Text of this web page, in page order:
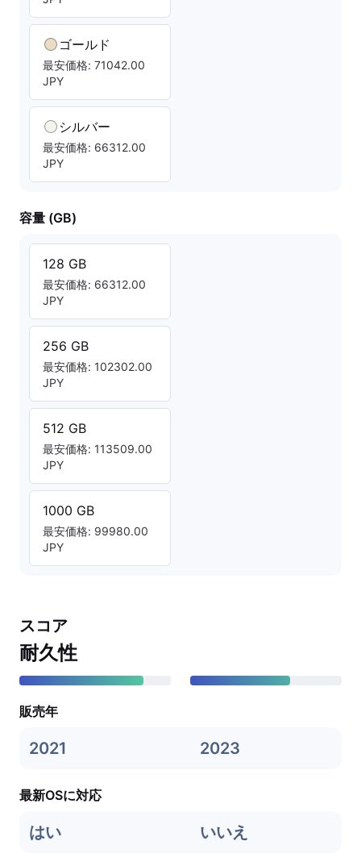
ゴールド
最安価格: 71042.00
JPY
シルバー
最安価格: 66312.00
JPY
容量 (GB)
128 GB
最安価格: 66312.00
JPY
256 GB
最安価格: 102302.00
JPY
512 GB
最安価格: 113509.00
JPY
1000 GB
最安価格: 99980.00
JPY
スコア
耐久性
販売年
2021 2023
最新OSに対応
はい いいえ